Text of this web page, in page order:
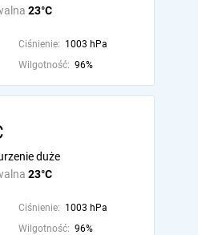
23°C
Ciśnienie: 1003 hPa
Wilgotność: 96%
23°C
duże
Ciśnienie: 1003 hPa
Wilgotność: 96%